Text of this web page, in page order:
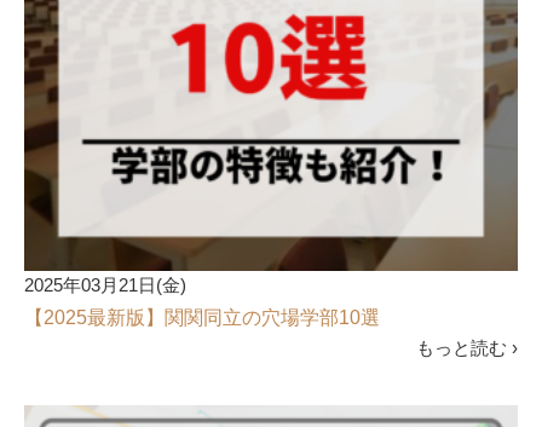
2025年03月21日(金)
【2025最新版】関関同立の穴場学部10選
もっと読む ›